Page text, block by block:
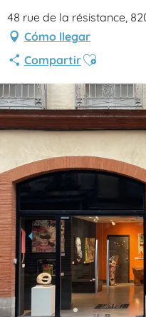
48 rue de la résistance,
Cómo llegar
CompartirAjouter aux